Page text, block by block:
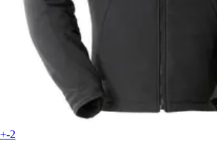
+-2